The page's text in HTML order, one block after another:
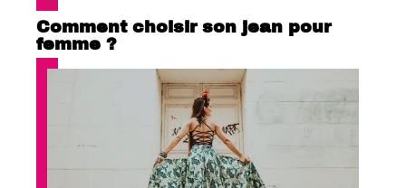
Comment choisir son jean pour
femme ?